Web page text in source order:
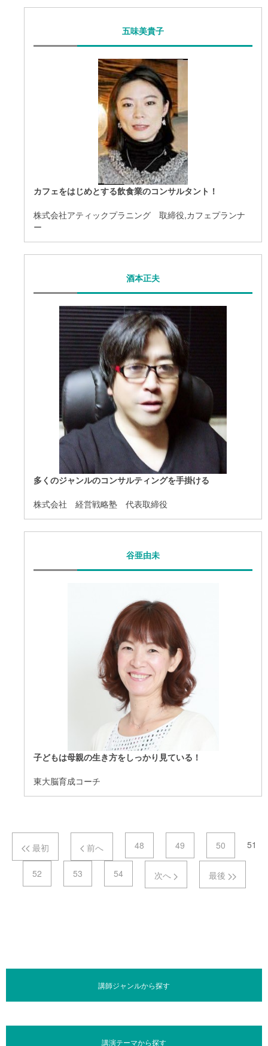
五味美貴子
カフェをはじめとする飲食業のコンサルタント！
株式会社アティックプラニング 取締役,カフェプランナ
ー
酒本正夫
多くのジャンルのコンサルティングを手掛ける
株式会社 経営戦略塾 代表取締役
谷亜由未
子どもは母親の生き方をしっかり見ている！
東大脳育成コーチ
最初 前へ 48 49 50 51
52 53 54 次へ 最後
講師ジャンルから探す
講演テーマから探す